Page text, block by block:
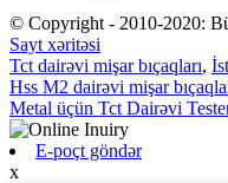
© Copyright - 2010-2020:
Sayt xəritəsi
Tct dairəvi mişar bıçaqları,
Hss M2 dairəvi mişar
Metal üçün Tct Dairəvi
E-poçt göndər
x